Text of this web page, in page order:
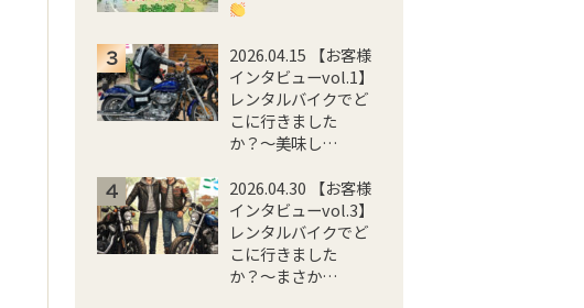
2026.04.15 【お客様
インタビューvol.1】
レンタルバイクでど
こに行きました
か？〜美味し…
2026.04.30 【お客様
インタビューvol.3】
レンタルバイクでど
こに行きました
か？〜まさか…